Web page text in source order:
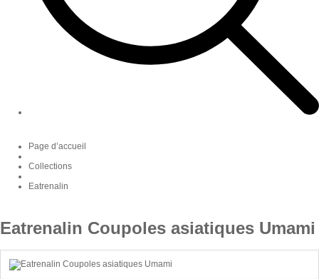
Page d’accueil
Collections
Eatrenalin
Eatrenalin Coupoles asiatiques Umami